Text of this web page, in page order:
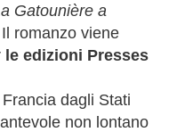
Gatounière a
romanzo viene
le edizioni Presses
dagli Stati
non lontano